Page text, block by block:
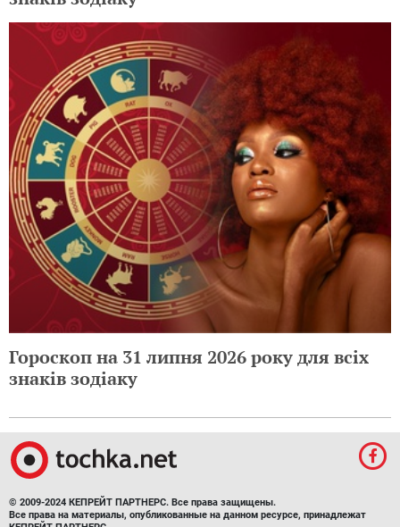
Гороскоп на 31 липня 2026 року для всіх
знаків зодіаку
© 2009-2024 КЕПРЕЙТ ПАРТНЕРС. Все права защищены.
Все права на материалы, опубликованные на данном ресурсе, принадлежат